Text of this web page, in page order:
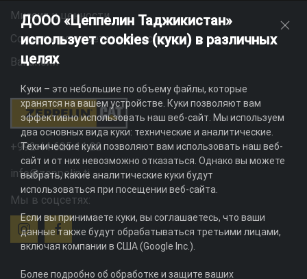
Миссия и ценности
Социальная ответственность
Вакансии
+992 44 625 11 22
info@zeppelin.tj
Мы в соцсетях:
ДООО «Цеппелин Таджикистан»
использует cookies (куки) в различных
целях
Куки – это небольшие по объему файлы, которые
хранятся на вашем устройстве. Куки позволяют вам
эффективно использовать наш веб-сайт. Мы используем
два основных вида куки: технические и аналитические.
Технические куки позволяют вам использовать наш веб-
сайт и от них невозможно отказаться. Однако вы можете
выбрать, какие аналитические куки будут
использоваться при посещении веб-сайта.
Если вы принимаете куки, вы соглашаетесь, что ваши
данные также будут обрабатываться третьими лицами,
включая компании в США (Google Inc.).
Более подробно об обработке и защите ваших